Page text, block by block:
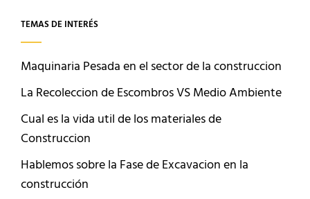
TEMAS DE INTERÉS
Maquinaria Pesada en el sector de la construccion
La Recoleccion de Escombros VS Medio Ambiente
Cual es la vida util de los materiales de
Construccion
Hablemos sobre la Fase de Excavacion en la
construcción